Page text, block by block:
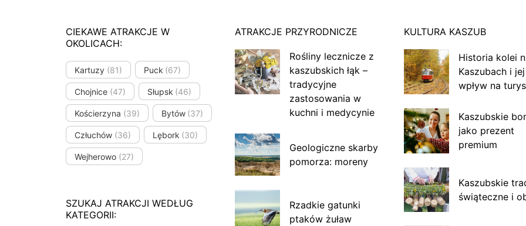
CIEKAWE ATRAKCJE W
OKOLICACH:
Kartuzy (81) Puck (67)
Chojnice (47) Słupsk (46)
Kościerzyna (39) Bytów (37)
Człuchów (36) Lębork (30)
Wejherowo (27)
SZUKAJ ATRAKCJI WEDŁUG
KATEGORII:
ATRAKCJE PRZYRODNICZE
Rośliny lecznicze z
kaszubskich łąk –
tradycyjne
zastosowania w
kuchni i medycynie
Geologiczne skarby
pomorza: moreny
Rzadkie gatunki
ptaków żuław
KULTURA KASZUB
Historia kolei
Kaszubach i jej
wpływ na
Kaszubskie
jako prezent
premium
Kaszubskie
świąteczne i